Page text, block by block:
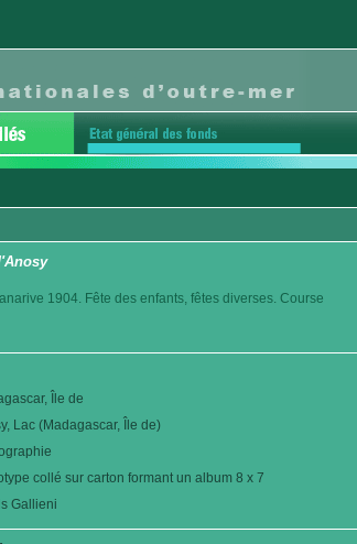
1904. Fête des enfants, fêtes diverses. Course
Île de
Lac (Madagascar, Île de)
collé sur carton formant un album 8 x 7
Gallieni